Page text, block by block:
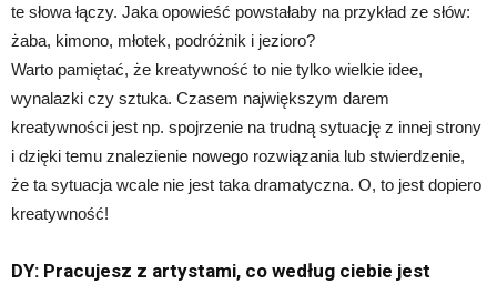
te słowa łączy. Jaka opowieść powstałaby na przykład ze słów:
żaba, kimono, młotek, podróżnik i jezioro?
Warto pamiętać, że kreatywność to nie tylko wielkie idee,
wynalazki czy sztuka. Czasem największym darem
kreatywności jest np. spojrzenie na trudną sytuację z innej strony
i dzięki temu znalezienie nowego rozwiązania lub stwierdzenie,
że ta sytuacja wcale nie jest taka dramatyczna. O, to jest dopiero
kreatywność!
DY: Pracujesz z artystami, co według ciebie jest